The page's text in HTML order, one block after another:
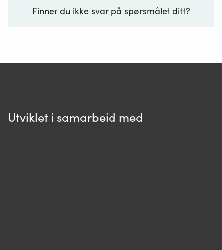
Finner du ikke svar på spørsmålet ditt?
Utviklet i samarbeid med